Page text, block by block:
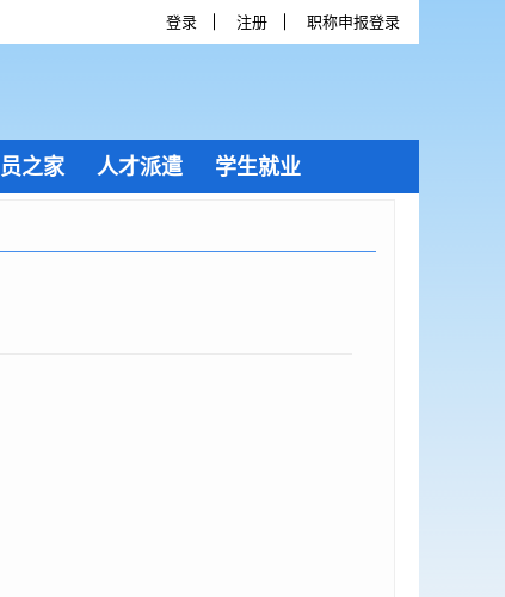
登录 注册 职称申报登录
之家 人才派遣 学生就业